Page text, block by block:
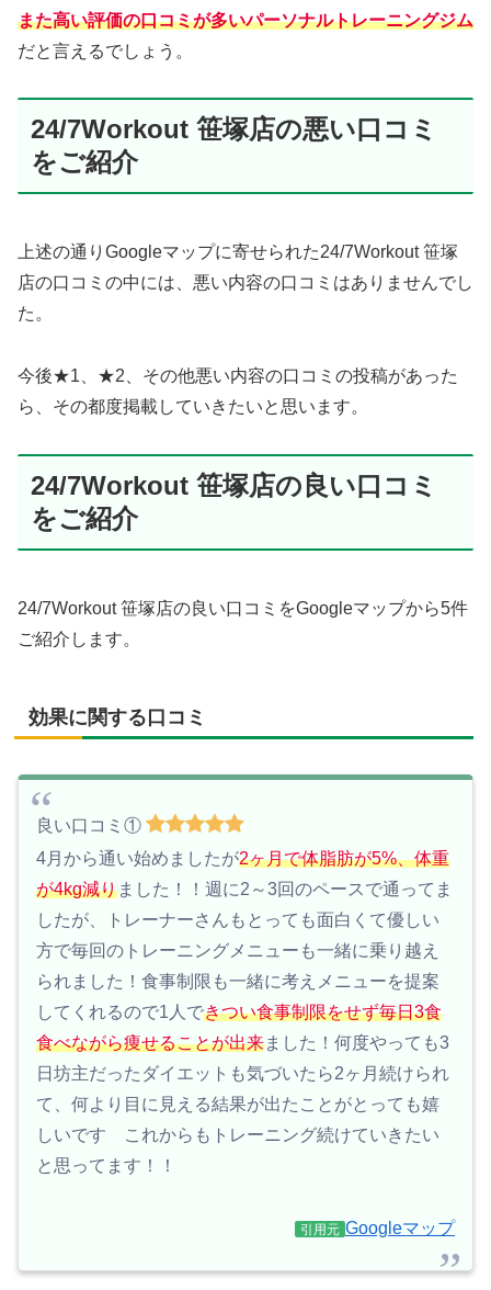
また高い評価の口コミが多いパーソナルトレーニングジム
だと言えるでしょう。
24/7Workout 笹塚店の悪い口コミ
をご紹介
上述の通りGoogleマップに寄せられた24/7Workout 笹塚
店の口コミの中には、悪い内容の口コミはありませんでし
た。
今後★1、★2、その他悪い内容の口コミの投稿があった
ら、その都度掲載していきたいと思います。
24/7Workout 笹塚店の良い口コミ
をご紹介
24/7Workout 笹塚店の良い口コミをGoogleマップから5件
ご紹介します。
効果に関する口コミ
良い口コミ①
4月から通い始めましたが2ヶ月で体脂肪が5%、体重
が4kg減りました！！週に2～3回のペースで通ってま
したが、トレーナーさんもとっても面白くて優しい
方で毎回のトレーニングメニューも一緒に乗り越え
られました！食事制限も一緒に考えメニューを提案
してくれるので1人できつい食事制限をせず毎日3食
食べながら痩せることが出来ました！何度やっても3
日坊主だったダイエットも気づいたら2ヶ月続けられ
て、何より目に見える結果が出たことがとっても嬉
しいです これからもトレーニング続けていきたい
と思ってます！！
引用元 Googleマップ